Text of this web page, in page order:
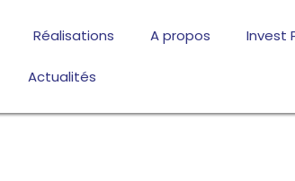
Réalisations A propos Invest
Actualités